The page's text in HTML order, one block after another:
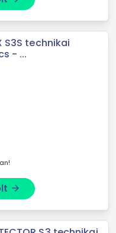
S3S technikai
- ...
arrow_forward